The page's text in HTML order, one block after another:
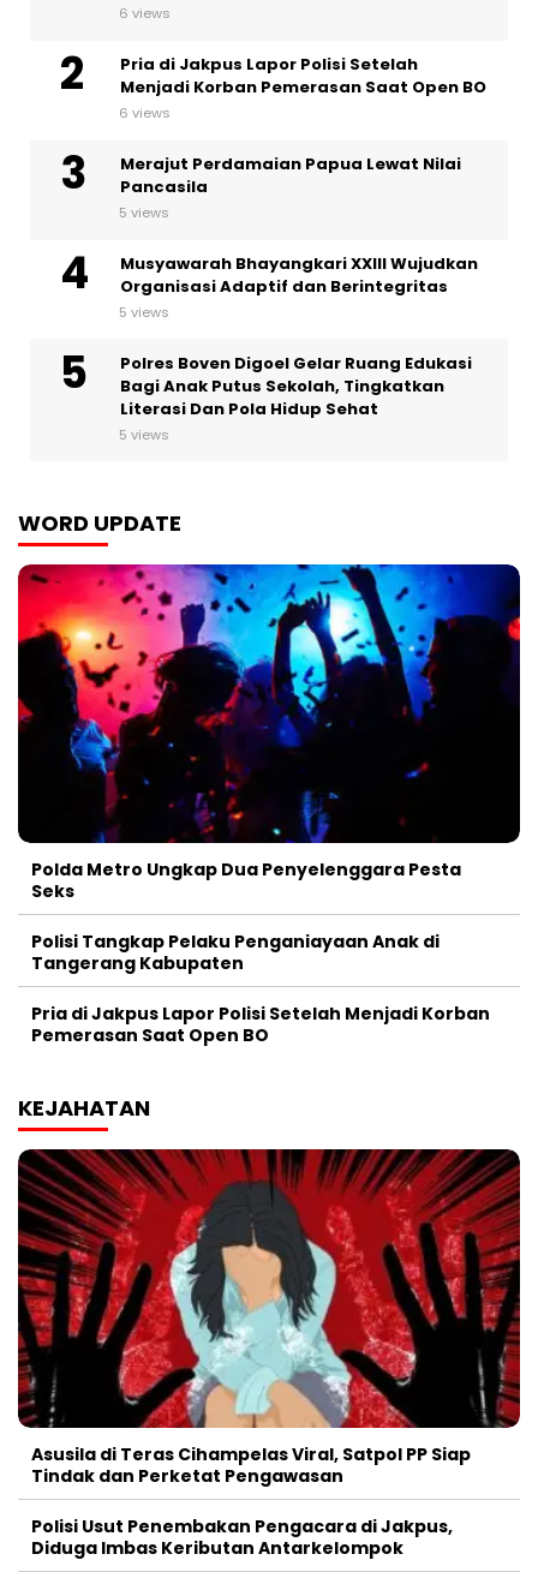
6 views
Pria di Jakpus Lapor Polisi Setelah
Menjadi Korban Pemerasan Saat Open BO
6 views
Merajut Perdamaian Papua Lewat Nilai
Pancasila
5 views
Musyawarah Bhayangkari XXIII Wujudkan
Organisasi Adaptif dan Berintegritas
5 views
Polres Boven Digoel Gelar Ruang Edukasi
Bagi Anak Putus Sekolah, Tingkatkan
Literasi Dan Pola Hidup Sehat
5 views
WORD UPDATE
Polda Metro Ungkap Dua Penyelenggara Pesta
Seks
Polisi Tangkap Pelaku Penganiayaan Anak di
Tangerang Kabupaten
Pria di Jakpus Lapor Polisi Setelah Menjadi Korban
Pemerasan Saat Open BO
KEJAHATAN
Asusila di Teras Cihampelas Viral, Satpol PP Siap
Tindak dan Perketat Pengawasan
Polisi Usut Penembakan Pengacara di Jakpus,
Diduga Imbas Keributan Antarkelompok